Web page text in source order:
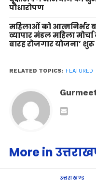
पौधारोपण
महिलाओं को आत्मनिर्भर
व्यापार मंडल महिला
बारह रोजगार योजना’ शुरू
RELATED TOPICS: FEATURED
More in
उत्तराखण्ड